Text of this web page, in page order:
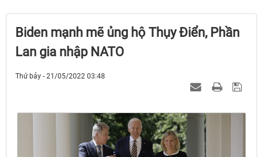
Biden mạnh mẽ ủng hộ Thụy Điển, Phần
Lan gia nhập NATO
Thứ bảy - 21/05/2022 03:48